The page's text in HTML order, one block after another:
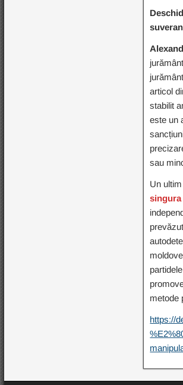
articol
stabilit
este un
sau
Un
singura
metode
https://